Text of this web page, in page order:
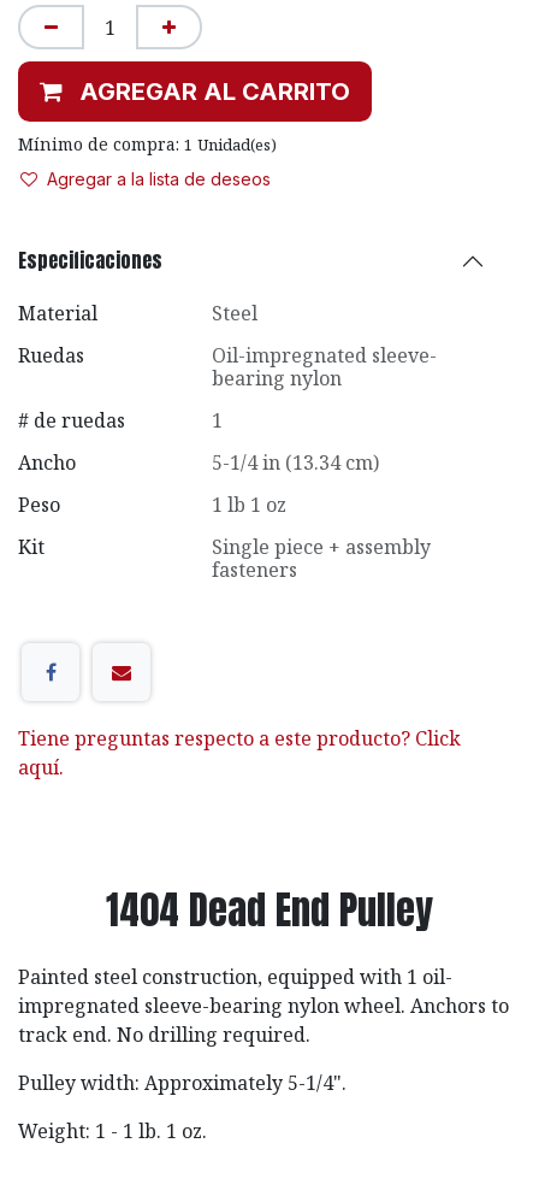
AGREGAR AL CARRITO
Mínimo de compra: 1 Unidad(es)
Agregar a la lista de deseos
Especificaciones
Material
Steel
Ruedas
Oil-impregnated sleeve-
bearing nylon
# de ruedas
1
Ancho
5-1/4 in (13.34 cm)
Peso
1 lb 1 oz
Kit
Single piece + assembly
fasteners
Tiene preguntas respecto a este producto? Click
aquí.
1404 Dead End Pulley
Painted steel construction, equipped with 1 oil-
impregnated sleeve-bearing nylon wheel. Anchors to
track end. No drilling required.
Pulley width: Approximately 5-1/4".
Weight: 1 - 1 lb. 1 oz.